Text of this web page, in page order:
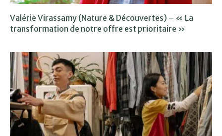
Valérie Virassamy (Nature & Découvertes) – « La
transformation de notre offre est prioritaire »